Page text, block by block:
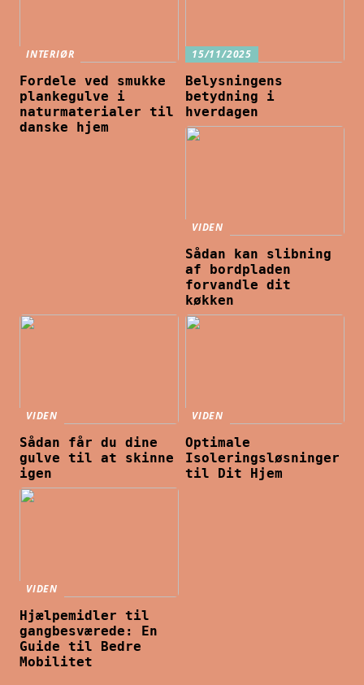
INTERIØR
Fordele ved smukke
plankegulve i
naturmaterialer til
danske hjem
15/11/2025
Belysningens
betydning i
hverdagen
VIDEN
Sådan kan slibning
af bordpladen
forvandle dit
køkken
VIDEN
Sådan får du dine
gulve til at skinne
igen
VIDEN
Optimale
Isoleringsløsninger
til Dit Hjem
VIDEN
Hjælpemidler til
gangbesværede: En
Guide til Bedre
Mobilitet